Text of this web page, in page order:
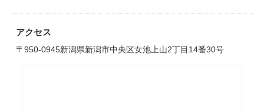
アクセス
〒950-0945新潟県新潟市中央区女池上山2丁目14番30号